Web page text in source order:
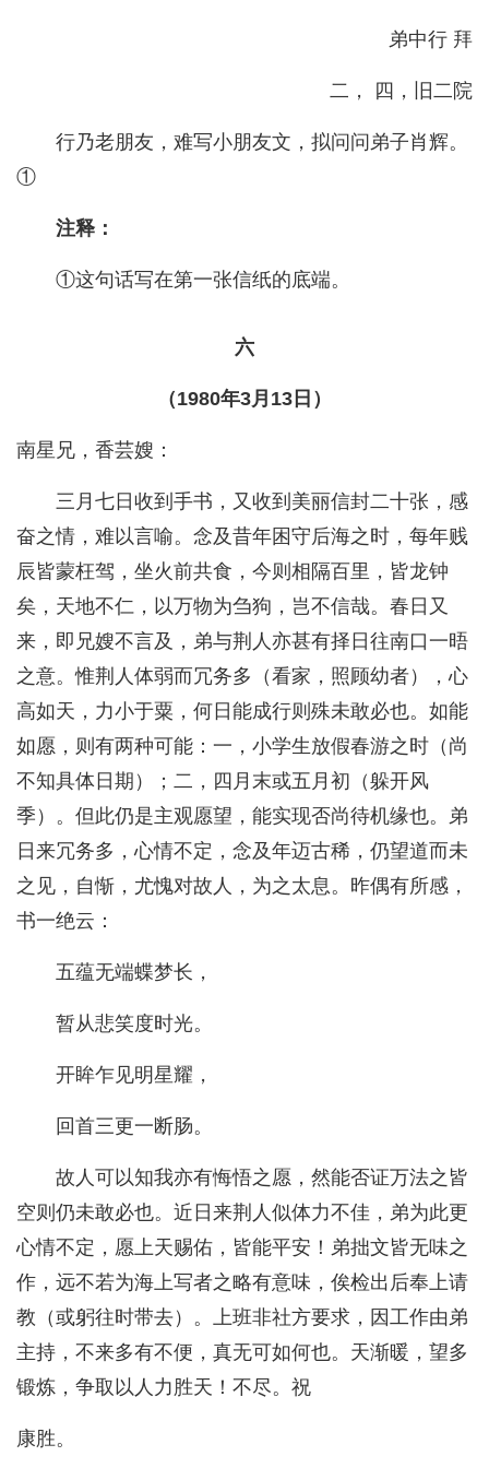
弟中行 拜
二， 四，旧二院
行乃老朋友，难写小朋友文，拟问问弟子肖辉。
①
注释：
①这句话写在第一张信纸的底端。
六
（1980年3月13日）
南星兄，香芸嫂：
三月七日收到手书，又收到美丽信封二十张，感
奋之情，难以言喻。念及昔年困守后海之时，每年贱
辰皆蒙枉驾，坐火前共食，今则相隔百里，皆龙钟
矣，天地不仁，以万物为刍狗，岂不信哉。春日又
来，即兄嫂不言及，弟与荆人亦甚有择日往南口一晤
之意。惟荆人体弱而冗务多（看家，照顾幼者），心
高如天，力小于粟，何日能成行则殊未敢必也。如能
如愿，则有两种可能：一，小学生放假春游之时（尚
不知具体日期）；二，四月末或五月初（躲开风
季）。但此仍是主观愿望，能实现否尚待机缘也。弟
日来冗务多，心情不定，念及年迈古稀，仍望道而未
之见，自惭，尤愧对故人，为之太息。昨偶有所感，
书一绝云：
五蕴无端蝶梦长，
暂从悲笑度时光。
开眸乍见明星耀，
回首三更一断肠。
故人可以知我亦有悔悟之愿，然能否证万法之皆
空则仍未敢必也。近日来荆人似体力不佳，弟为此更
心情不定，愿上天赐佑，皆能平安！弟拙文皆无味之
作，远不若为海上写者之略有意味，俟检出后奉上请
教（或躬往时带去）。上班非社方要求，因工作由弟
主持，不来多有不便，真无可如何也。天渐暖，望多
锻炼，争取以人力胜天！不尽。祝
康胜。